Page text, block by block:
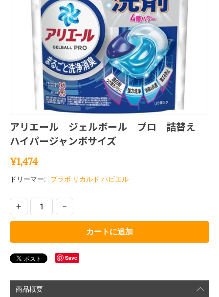
アリエール ジェルボール プロ 詰替え
ハイパージャンボサイズ
¥1,474
ドリーマー: ブラボ リカルド ハビエル
+ −
カートに追加
Save
商品概要